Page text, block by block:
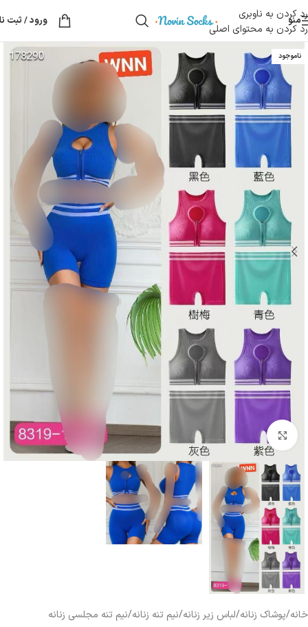
رد کردن به ناوبری
رد کردن به محتوای اصلی
منو ورود / ثبت
ناموجود
بزرگنمایی تصویر
خانه/پوشاک زنانه/لباس زیر زنانه/نیم تنه زنانه/نیم تنه مجلسی زنانه